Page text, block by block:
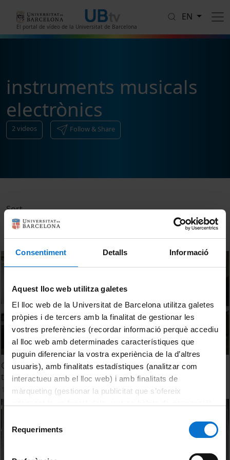
Consentiment Detalls Informació
Aquest lloc web utilitza galetes
El lloc web de la Universitat de Barcelona utilitza galetes
pròpies i de tercers amb la finalitat de gestionar les
vostres preferències (recordar informació perquè accediu
al lloc web amb determinades característiques que
puguin diferenciar la vostra experiència de la d’altres
usuaris), amb finalitats estadístiques (analitzar com
interactueu amb el lloc web) i amb finalitats de
màrqueting (gestionar la publicitat que s’ofereix
consultar laPolítica de galetes del lloc web de la
Requeriments
El portal de vídeo de la Universitat de Barcelona
EN
instruments musicals
electrònics
2videos Follow & Share
Sort
Què investiguem al batxillerat? Theremidi: un robot que
toca el theremin
1 April, 2009